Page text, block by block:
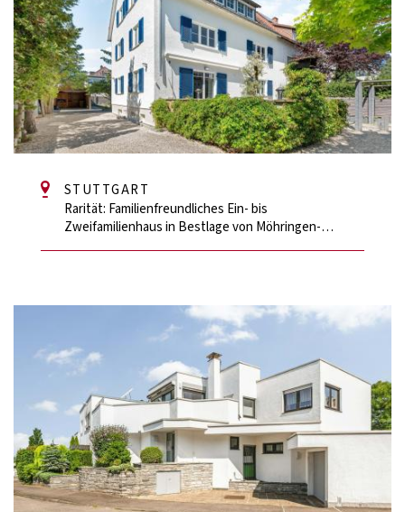
STUTTGART
Rarität: Familienfreundliches Ein- bis
Zweifamilienhaus in Bestlage von Möhringen-